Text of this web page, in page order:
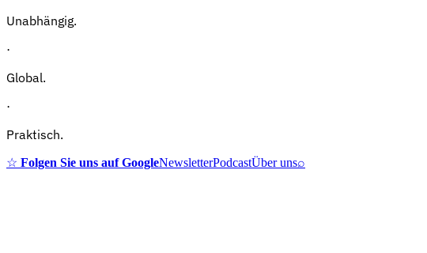
Unabhängig.
·
Global.
·
Praktisch.
☆ Folgen Sie uns auf GoogleNewsletterPodcastÜber uns⌕